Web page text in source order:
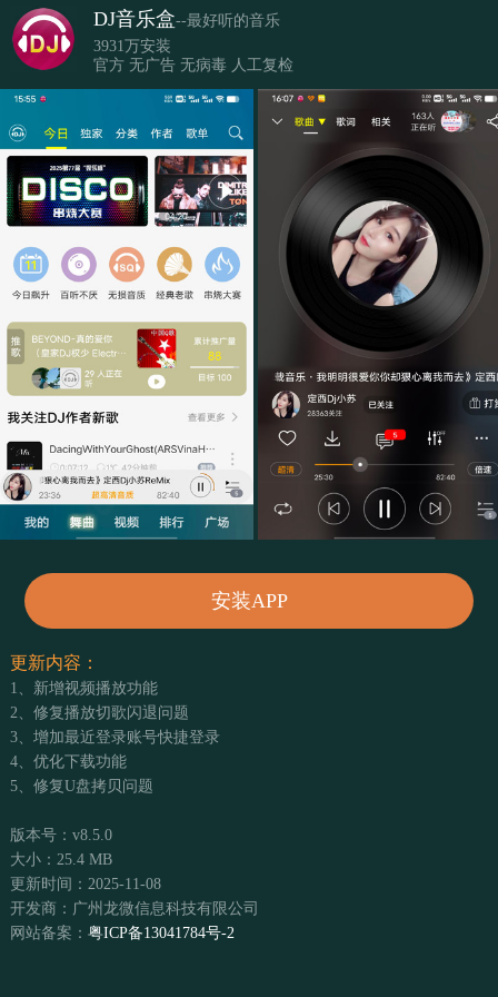
DJ音乐盒--最好听的音乐
3931万安装
官方 无广告 无病毒 人工复检
安装APP
更新内容：
1、新增视频播放功能
2、修复播放切歌闪退问题
3、增加最近登录账号快捷登录
4、优化下载功能
5、修复U盘拷贝问题
版本号：v8.5.0
大小：25.4 MB
更新时间：2025-11-08
开发商：广州龙微信息科技有限公司
网站备案： 粤ICP备13041784号-2